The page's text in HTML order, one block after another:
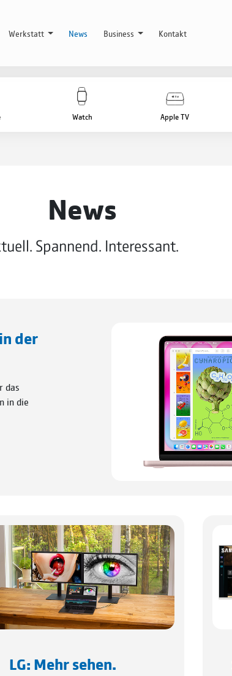
Werkstatt News Business Kontakt
Watch Apple TV
News
Spannend. Interessant.
der
das
in die
LG: Mehr sehen.